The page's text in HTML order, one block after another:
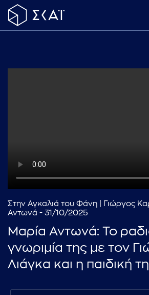
Στην Αγκαλιά του Φάνη | Γιώργος
Αντωνά - 31/10/2025
Μαρία Αντωνά: Το
γνωριμία της με τον
Λιάγκα και η παιδική